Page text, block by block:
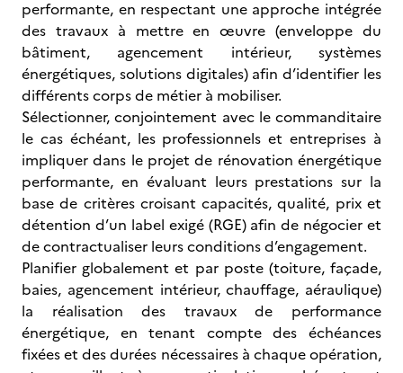
performante, en respectant une approche intégrée
des travaux à mettre en œuvre (enveloppe du
bâtiment, agencement intérieur, systèmes
énergétiques, solutions digitales) afin d’identifier les
différents corps de métier à mobiliser.
Sélectionner, conjointement avec le commanditaire
le cas échéant, les professionnels et entreprises à
impliquer dans le projet de rénovation énergétique
performante, en évaluant leurs prestations sur la
base de critères croisant capacités, qualité, prix et
détention d’un label exigé (RGE) afin de négocier et
de contractualiser leurs conditions d’engagement.
Planifier globalement et par poste (toiture, façade,
baies, agencement intérieur, chauffage, aéraulique)
la réalisation des travaux de performance
énergétique, en tenant compte des échéances
fixées et des durées nécessaires à chaque opération,